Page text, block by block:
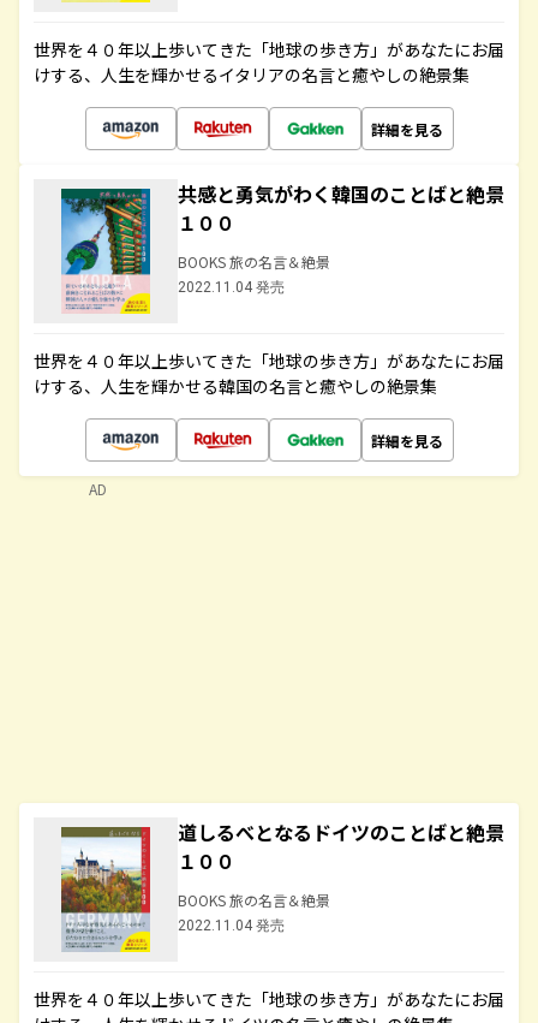
世界を４０年以上歩いてきた「地球の歩き方」があなたにお届
けする、人生を輝かせるイタリアの名言と癒やしの絶景集
詳細を見る
共感と勇気がわく韓国のことばと絶景
１００
BOOKS 旅の名言＆絶景
2022.11.04 発売
世界を４０年以上歩いてきた「地球の歩き方」があなたにお届
けする、人生を輝かせる韓国の名言と癒やしの絶景集
詳細を見る
道しるべとなるドイツのことばと絶景
１００
BOOKS 旅の名言＆絶景
2022.11.04 発売
世界を４０年以上歩いてきた「地球の歩き方」があなたにお届
AD